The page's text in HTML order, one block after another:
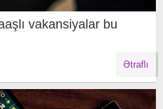
vakansiyalar bu
Ətraflı